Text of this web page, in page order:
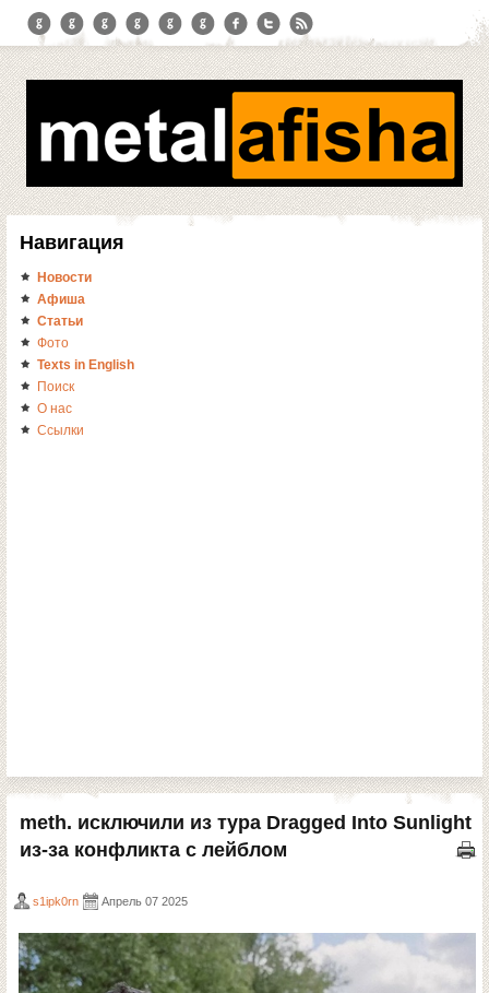
Навигация
Новости
Афиша
Статьи
Фото
Texts in English
Поиск
О нас
Ссылки
meth. исключили из тура Dragged Into Sunlight
из-за конфликта с лейблом
s1ipk0rn Апрель 07 2025